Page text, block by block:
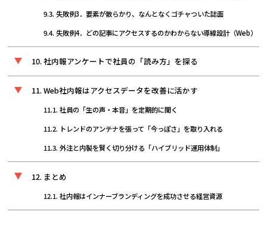
失敗例3．要素が散らかり、なんとなくゴチャついた誌面
失敗例4．どの記事にアクセスするのかわからない導線設計（Web）
社内報アンケートで社員の「読み方」を探る
Web社内報はアクセスデータを改善に活かす
社員の「生の声・本音」を定期的に聞く
トレンドのアンテナを張って「今っぽさ」を取り入れる
外注と内製を賢く切り分ける「ハイブリッド運用体制」
まとめ
社内報はインナーブランディングを成功させる経営資源